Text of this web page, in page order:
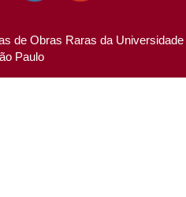
de Obras Raras da Universidade
Paulo